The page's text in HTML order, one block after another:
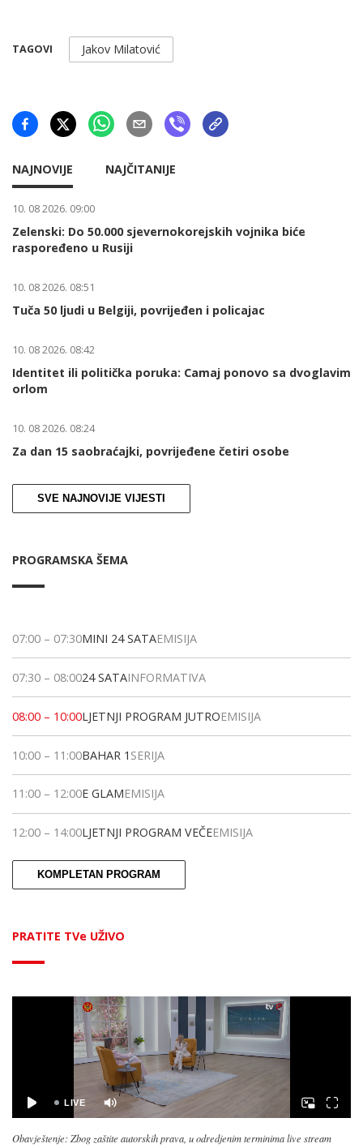
TAGOVI Jakov Milatović
NAJNOVIJE NAJČITANIJE
10. 08 2026. 09:00
Zelenski: Do 50.000 sjevernokorejskih vojnika biće
raspoređeno u Rusiji
10. 08 2026. 08:51
Tuča 50 ljudi u Belgiji, povrijeđen i policajac
10. 08 2026. 08:42
Identitet ili politička poruka: Camaj ponovo sa dvoglavim
orlom
10. 08 2026. 08:24
Za dan 15 saobraćajki, povrijeđene četiri osobe
SVE NAJNOVIJE VIJESTI
PROGRAMSKA ŠEMA
07:00 – 07:30MINI 24 SATAEMISIJA
07:30 – 08:0024 SATAINFORMATIVA
08:00 – 10:00LJETNJI PROGRAM JUTROEMISIJA
10:00 – 11:00BAHAR 1 SERIJA
11:00 – 12:00E GLAMEMISIJA
12:00 – 14:00LJETNJI PROGRAM VEČEEMISIJA
KOMPLETAN PROGRAM
PRATITE TVe UŽIVO
Obavještenje: Zbog zaštite autorskih prava, u odredjenim terminima live stream